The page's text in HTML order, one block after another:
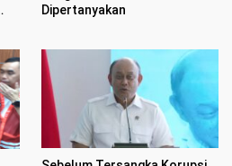
Dipertanyakan